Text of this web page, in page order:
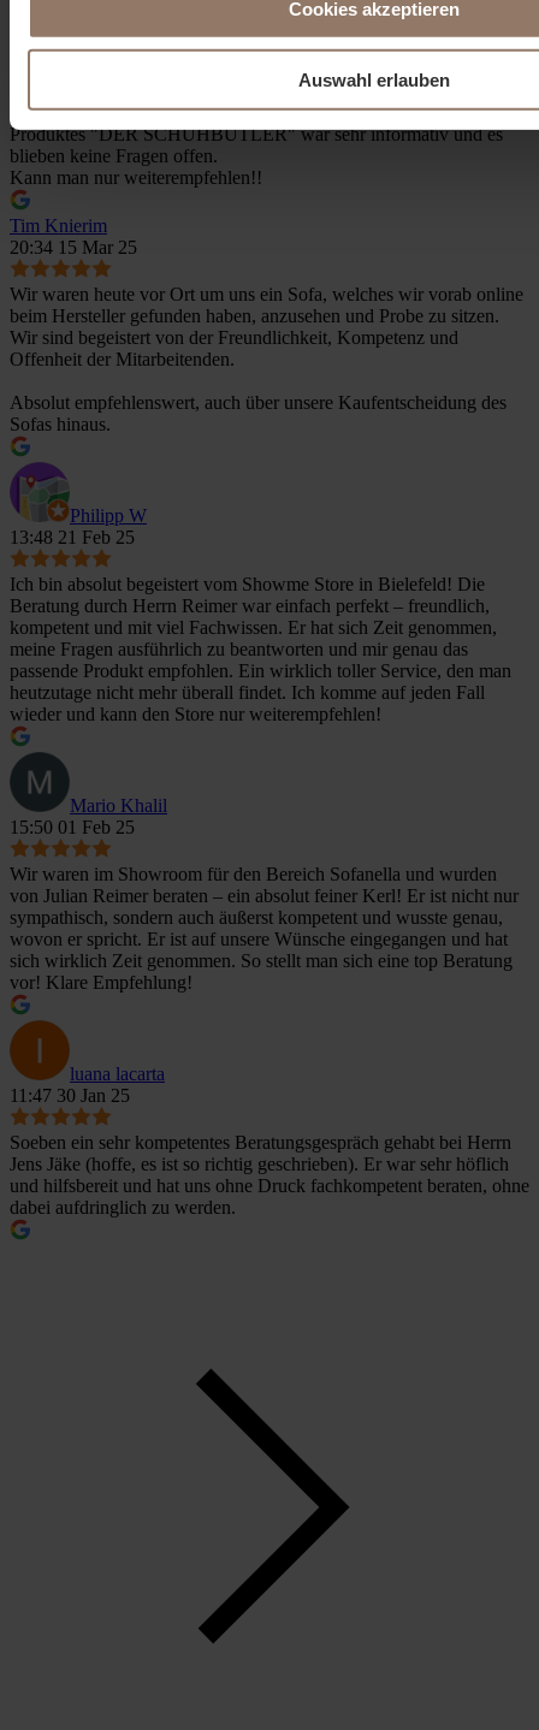
Cookies akzeptieren
Auswahl erlauben
11:07 07 Jul 25
Wir sind total von diesem Konzept begeistert. Die Mitarbeiter im
Showme Store haben uns herzlich empfangen. Die Beratung des
Produktes "DER SCHUHBUTLER" war sehr informativ und es
blieben keine Fragen offen.
Kann man nur weiterempfehlen!!
Tim Knierim
20:34 15 Mar 25
Wir waren heute vor Ort um uns ein Sofa, welches wir vorab online
beim Hersteller gefunden haben, anzusehen und Probe zu sitzen.
Wir sind begeistert von der Freundlichkeit, Kompetenz und
Offenheit der Mitarbeitenden.
Absolut empfehlenswert, auch über unsere Kaufentscheidung des
Sofas hinaus.
Philipp W
13:48 21 Feb 25
Ich bin absolut begeistert vom Showme Store in Bielefeld! Die
Beratung durch Herrn Reimer war einfach perfekt – freundlich,
kompetent und mit viel Fachwissen. Er hat sich Zeit genommen,
meine Fragen ausführlich zu beantworten und mir genau das
passende Produkt empfohlen. Ein wirklich toller Service, den man
heutzutage nicht mehr überall findet. Ich komme auf jeden Fall
wieder und kann den Store nur weiterempfehlen!
Mario Khalil
15:50 01 Feb 25
Wir waren im Showroom für den Bereich Sofanella und wurden
von Julian Reimer beraten – ein absolut feiner Kerl! Er ist nicht nur
sympathisch, sondern auch äußerst kompetent und wusste genau,
wovon er spricht. Er ist auf unsere Wünsche eingegangen und hat
sich wirklich Zeit genommen. So stellt man sich eine top Beratung
vor! Klare Empfehlung!
luana lacarta
11:47 30 Jan 25
Soeben ein sehr kompetentes Beratungsgespräch gehabt bei Herrn
Jens Jäke (hoffe, es ist so richtig geschrieben). Er war sehr höflich
und hilfsbereit und hat uns ohne Druck fachkompetent beraten, ohne
dabei aufdringlich zu werden.